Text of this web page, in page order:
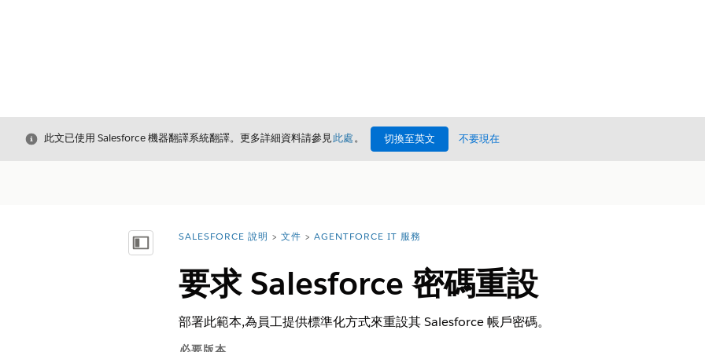
結束
此文已使用 Salesforce 機器翻譯系統翻譯。更多詳細資料請參見此處。 切換至英文 不要現在
顯示目錄 您位於此處：
SALESFORCE 說明 文件 AGENTFORCE IT 服務
要求 Salesforce 密碼重設
部署此範本,為員工提供標準化方式來重設其 Salesforce 帳戶密碼。